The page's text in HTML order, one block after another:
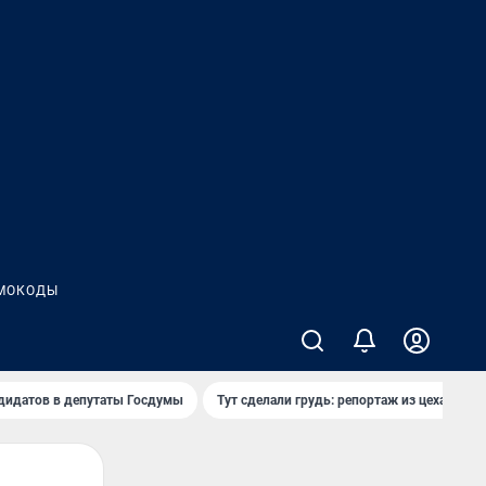
в депутаты Госдумы Тут сделали грудь: репортаж из цеха